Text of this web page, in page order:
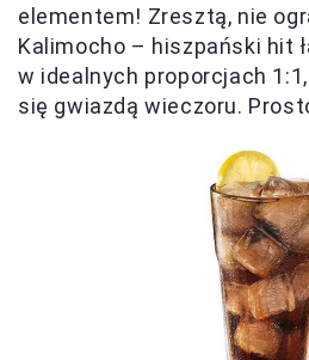
elementem! Zresztą, nie
Kalimocho – hiszpański hit
w idealnych proporcjach
się gwiazdą wieczoru.